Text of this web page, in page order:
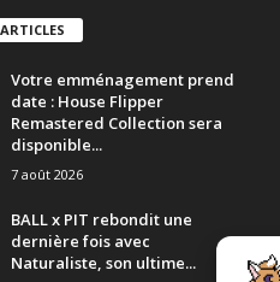
Votre emménagement prend
date : House Flipper
Remastered Collection sera
disponible...
7 août 2026
BALL x PIT rebondit une
dernière fois avec
Naturaliste, son ultime...